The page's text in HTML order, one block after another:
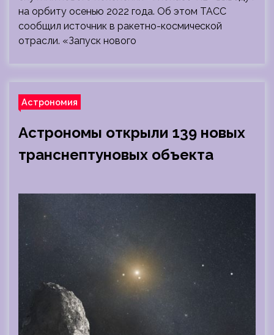
на орбиту осенью 2022 года. Об этом ТАСС
сообщил источник в ракетно-космической
отрасли. «Запуск нового
Астрономия
Астрономы открыли 139 новых
транснептуновых объекта